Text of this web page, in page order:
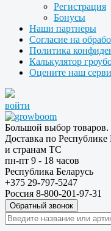
Регистрация
Бонусы
Наши партнеры
Согласие на
Политика
Калькулятор
Оцените наш
войти
Большой выбор товаров.
Доставка по Республике
и странам ТС
пн-пт 9 - 18 часов
Республика Беларусь
+375 29-797-5247
Россия 8-800-201-97-31
Обратный звонок